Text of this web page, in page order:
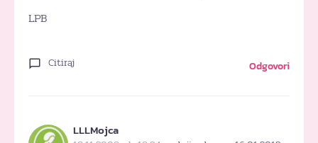
LPB
Citiraj Odgovori
LLLMojca